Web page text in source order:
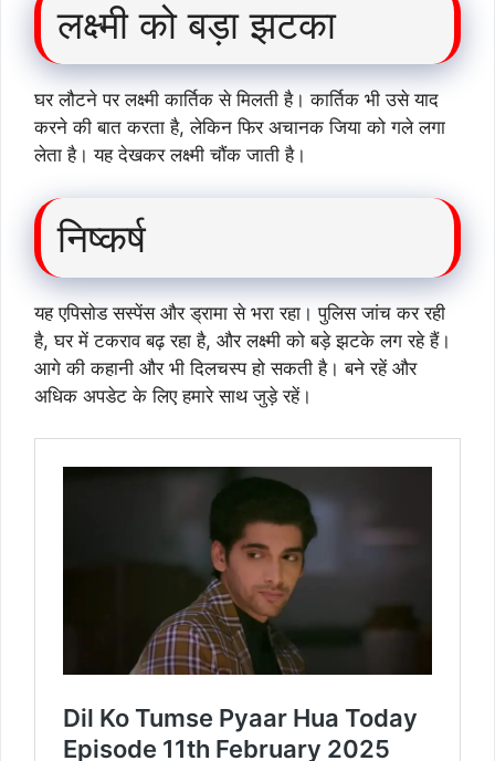
लक्ष्मी को बड़ा झटका
घर लौटने पर लक्ष्मी कार्तिक से मिलती है। कार्तिक भी उसे याद
करने की बात करता है, लेकिन फिर अचानक जिया को गले लगा
लेता है। यह देखकर लक्ष्मी चौंक जाती है।
निष्कर्ष
यह एपिसोड सस्पेंस और ड्रामा से भरा रहा। पुलिस जांच कर रही
है, घर में टकराव बढ़ रहा है, और लक्ष्मी को बड़े झटके लग रहे हैं।
आगे की कहानी और भी दिलचस्प हो सकती है। बने रहें और
अधिक अपडेट के लिए हमारे साथ जुड़े रहें।